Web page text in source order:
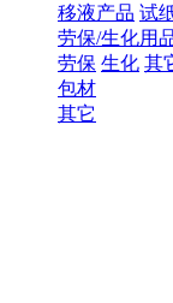
移液产品 试
劳保/生化用
劳保 生化 其
包材
其它